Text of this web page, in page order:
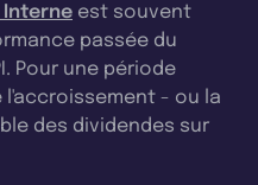
Interne est souvent
passée du
Pour une période
l'accroissement - ou la
des dividendes sur